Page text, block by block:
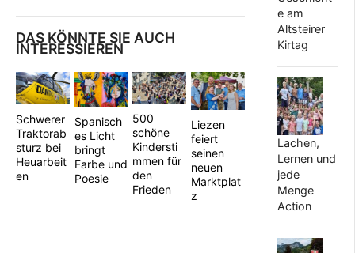
DAS KÖNNTE SIE AUCH
INTERESSIEREN
Schwerer
Traktorab
sturz bei
Heuarbeit
en
Spanisch
es Licht
bringt
Farbe und
Poesie
500
schöne
Kindersti
mmen für
den
Frieden
Liezen
feiert
seinen
neuen
Marktplat
z
e am
Altsteirer
Kirtag
Lachen,
Lernen und
jede
Menge
Action